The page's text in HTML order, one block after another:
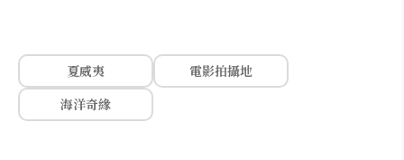
夏威夷
電影拍攝地
海洋奇緣